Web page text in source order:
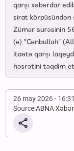
qarşı xəbərdar
sirat körpüsündən
Zümər surəsinin
(ə) "Cənbullah"
itaətə qarşı
həsrətini təqdim
26 may 2026 - 16:31
Source:ABNA